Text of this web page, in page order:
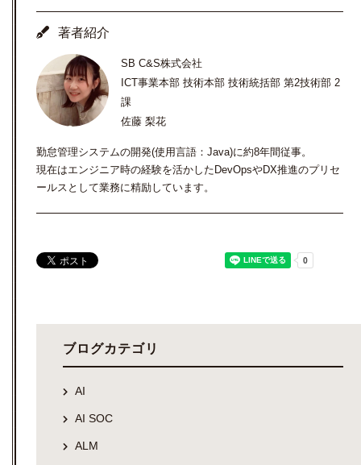
著者紹介
SB C&S株式会社
ICT事業本部 技術本部 技術統括部 第2技術部 2
課
佐藤 梨花
勤怠管理システムの開発(使用言語：Java)に約8年間従事。
現在はエンジニア時の経験を活かしたDevOpsやDX推進のプリセ
ールスとして業務に精励しています。
ブログカテゴリ
AI
AI SOC
ALM